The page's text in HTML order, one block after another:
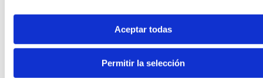
Aceptar todas
Permitir la selección